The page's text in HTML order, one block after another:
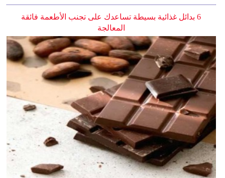
6 بدائل غذائية بسيطة تساعدك على تجنب الأطعمة فائقة
المعالجة